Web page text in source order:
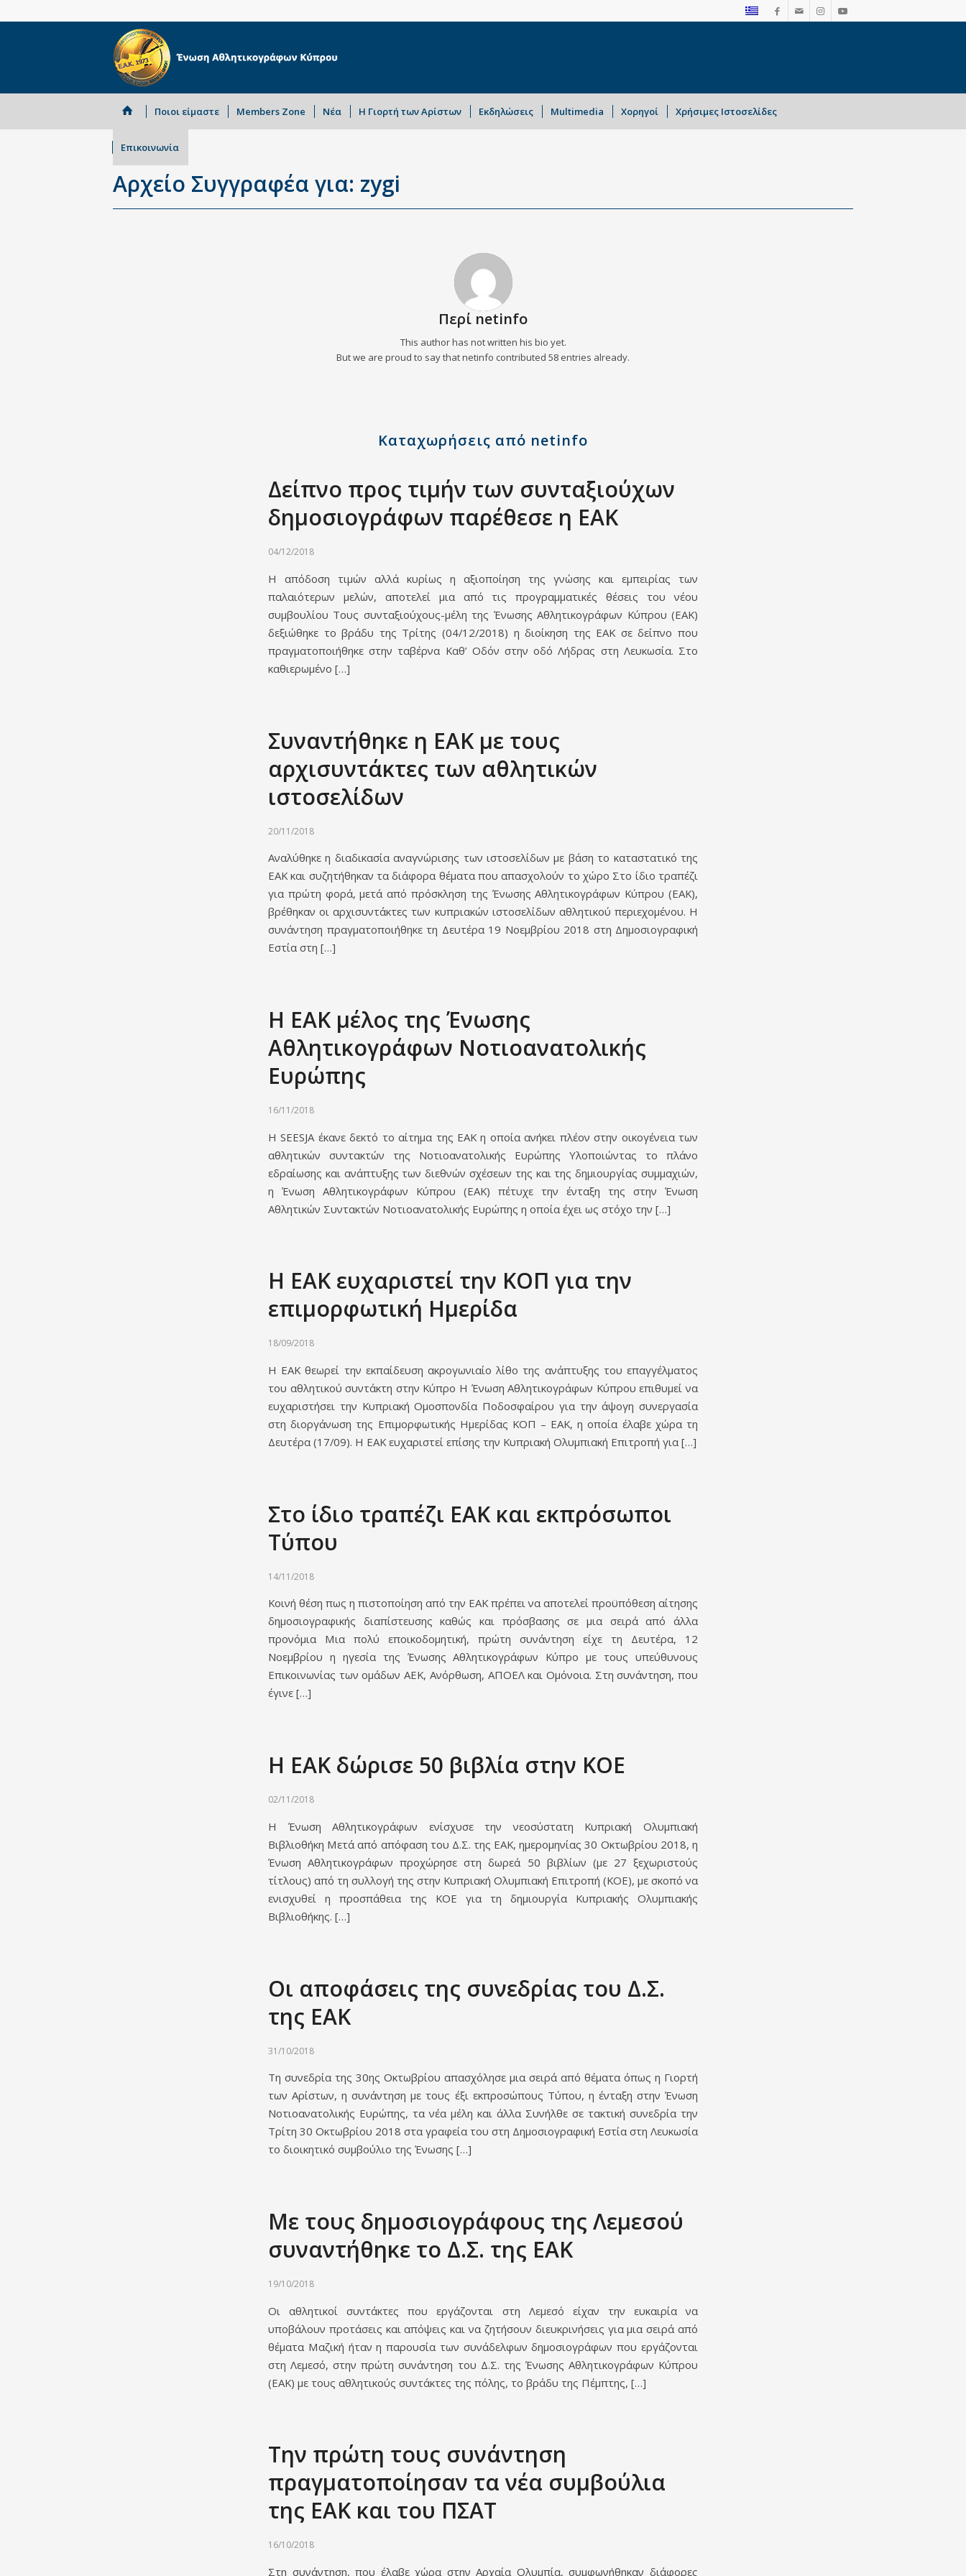
Ποιοι είμαστε Members Zone Νέα Η Γιορτή των Αρίστων Εκδηλώσεις Multimedia Χορηγοί Χρήσιμες Ιστοσελίδες
Επικοινωνία
Αρχείο Συγγραφέα για: zygi
Περί netinfo
This author has not written his bio yet.
But we are proud to say thatnetinfo contributed 58 entries already.
Καταχωρήσεις από netinfo
Δείπνο προς τιμήν των συνταξιούχων
δημοσιογράφων παρέθεσε η ΕΑΚ
04/12/2018
Η απόδοση τιμών αλλά κυρίως η αξιοποίηση της γνώσης και εμπειρίας των
παλαιότερων μελών, αποτελεί μια από τις προγραμματικές θέσεις του νέου
συμβουλίου Τους συνταξιούχους-μέλη της Ένωσης Αθλητικογράφων Κύπρου (ΕΑΚ)
δεξιώθηκε το βράδυ της Τρίτης (04/12/2018) η διοίκηση της ΕΑΚ σε δείπνο που
πραγματοποιήθηκε στην ταβέρνα Καθ’ Οδόν στην οδό Λήδρας στη Λευκωσία. Στο
καθιερωμένο […]
Συναντήθηκε η ΕΑΚ με τους
αρχισυντάκτες των αθλητικών
ιστοσελίδων
20/11/2018
Αναλύθηκε η διαδικασία αναγνώρισης των ιστοσελίδων με βάση το καταστατικό της
ΕΑΚ και συζητήθηκαν τα διάφορα θέματα που απασχολούν το χώρο Στο ίδιο τραπέζι
για πρώτη φορά, μετά από πρόσκληση της Ένωσης Αθλητικογράφων Κύπρου (ΕΑΚ),
βρέθηκαν οι αρχισυντάκτες των κυπριακών ιστοσελίδων αθλητικού περιεχομένου. Η
συνάντηση πραγματοποιήθηκε τη Δευτέρα 19 Νοεμβρίου 2018 στη Δημοσιογραφική
Εστία στη […]
Η ΕΑΚ μέλος της Ένωσης
Αθλητικογράφων Νοτιοανατολικής
Ευρώπης
16/11/2018
Η SEESJΑ έκανε δεκτό το αίτημα της ΕΑΚ η οποία ανήκει πλέον στην οικογένεια των
αθλητικών συντακτών της Νοτιοανατολικής Ευρώπης Υλοποιώντας το πλάνο
εδραίωσης και ανάπτυξης των διεθνών σχέσεων της και της δημιουργίας συμμαχιών,
η Ένωση Αθλητικογράφων Κύπρου (ΕΑΚ) πέτυχε την ένταξη της στην Ένωση
Αθλητικών Συντακτών Νοτιοανατολικής Ευρώπης η οποία έχει ως στόχο την […]
Η ΕΑΚ ευχαριστεί την ΚΟΠ για την
επιμορφωτική Ημερίδα
18/09/2018
Η ΕΑΚ θεωρεί την εκπαίδευση ακρογωνιαίο λίθο της ανάπτυξης του επαγγέλματος
του αθλητικού συντάκτη στην Κύπρο Η Ένωση Αθλητικογράφων Κύπρου επιθυμεί να
ευχαριστήσει την Κυπριακή Ομοσπονδία Ποδοσφαίρου για την άψογη συνεργασία
στη διοργάνωση της Επιμορφωτικής Ημερίδας ΚΟΠ – ΕΑΚ, η οποία έλαβε χώρα τη
Δευτέρα (17/09). Η ΕΑΚ ευχαριστεί επίσης την Κυπριακή Ολυμπιακή Επιτροπή για […]
Στο ίδιο τραπέζι ΕΑΚ και εκπρόσωποι
Τύπου
14/11/2018
Κοινή θέση πως η πιστοποίηση από την ΕΑΚ πρέπει να αποτελεί προϋπόθεση αίτησης
δημοσιογραφικής διαπίστευσης καθώς και πρόσβασης σε μια σειρά από άλλα
προνόμια Μια πολύ εποικοδομητική, πρώτη συνάντηση είχε τη Δευτέρα, 12
Νοεμβρίου η ηγεσία της Ένωσης Αθλητικογράφων Κύπρο με τους υπεύθυνους
Επικοινωνίας των ομάδων ΑΕΚ, Ανόρθωση, ΑΠΟΕΛ και Ομόνοια. Στη συνάντηση, που
έγινε […]
Η ΕΑΚ δώρισε 50 βιβλία στην ΚΟΕ
02/11/2018
Η Ένωση Αθλητικογράφων ενίσχυσε την νεοσύστατη Κυπριακή Ολυμπιακή
Βιβλιοθήκη Μετά από απόφαση του Δ.Σ. της ΕΑΚ, ημερομηνίας 30 Οκτωβρίου 2018, η
Ένωση Αθλητικογράφων προχώρησε στη δωρεά 50 βιβλίων (με 27 ξεχωριστούς
τίτλους) από τη συλλογή της στην Κυπριακή Ολυμπιακή Επιτροπή (ΚΟΕ), με σκοπό να
ενισχυθεί η προσπάθεια της ΚΟΕ για τη δημιουργία Κυπριακής Ολυμπιακής
Βιβλιοθήκης. […]
Οι αποφάσεις της συνεδρίας του Δ.Σ.
της ΕΑΚ
31/10/2018
Τη συνεδρία της 30ης Οκτωβρίου απασχόλησε μια σειρά από θέματα όπως η Γιορτή
των Αρίστων, η συνάντηση με τους έξι εκπροσώπους Τύπου, η ένταξη στην Ένωση
Νοτιοανατολικής Ευρώπης, τα νέα μέλη και άλλα Συνήλθε σε τακτική συνεδρία την
Τρίτη 30 Οκτωβρίου 2018 στα γραφεία του στη Δημοσιογραφική Εστία στη Λευκωσία
το διοικητικό συμβούλιο της Ένωσης […]
Με τους δημοσιογράφους της Λεμεσού
συναντήθηκε το Δ.Σ. της ΕΑΚ
19/10/2018
Οι αθλητικοί συντάκτες που εργάζονται στη Λεμεσό είχαν την ευκαιρία να
υποβάλουν προτάσεις και απόψεις και να ζητήσουν διευκρινήσεις για μια σειρά από
θέματα Μαζική ήταν η παρουσία των συνάδελφων δημοσιογράφων που εργάζονται
στη Λεμεσό, στην πρώτη συνάντηση του Δ.Σ. της Ένωσης Αθλητικογράφων Κύπρου
(ΕΑΚ) με τους αθλητικούς συντάκτες της πόλης, το βράδυ της Πέμπτης, […]
Την πρώτη τους συνάντηση
πραγματοποίησαν τα νέα συμβούλια
της ΕΑΚ και του ΠΣΑΤ
16/10/2018
Στη συνάντηση, που έλαβε χώρα στην Αρχαία Ολυμπία, συμφωνήθηκαν διάφορες